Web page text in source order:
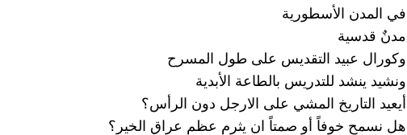
في المدن الأسطورية
مدنٌ قدسية
وكورال عبيد التقديس على طول المسرح
ونشيد ينشد للتدريس بالطاعة الأبدية
أيعيد التاريخ المشي على الارجل دون الرأس؟
هل نسمح خوفاً أو صمتاً ان يثرم عظم عراق الخير؟